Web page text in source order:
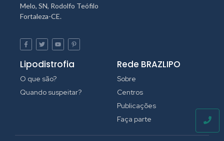
Melo, SN, Rodolfo Teófilo
Fortaleza-CE.
Lipodistrofia
O que são?
Quando suspeitar?
Rede BRAZLIPO
Sobre
Centros
Publicações
Faça parte